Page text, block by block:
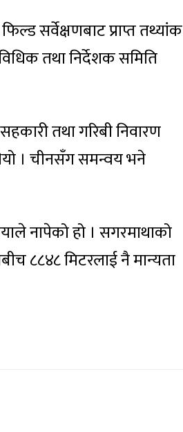
सर्वेक्षणबाट प्राप्त तथ्यांक
तथा निर्देशक समिति
तथा गरिबी निवारण
। चीनसँग समन्वय भने
नापेको हो । सगरमाथाको
८८४८ मिटरलाई नै मान्यता